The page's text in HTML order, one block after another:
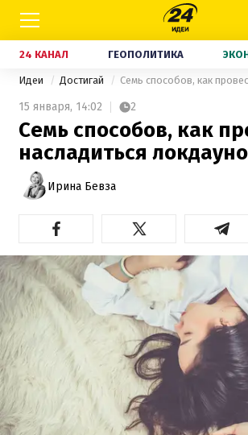
24 КАНАЛ ГЕОПОЛИТИКА
Идеи Достигай
15 января, 14:02 2
Семь способов, как
насладиться
Ирина Бевза